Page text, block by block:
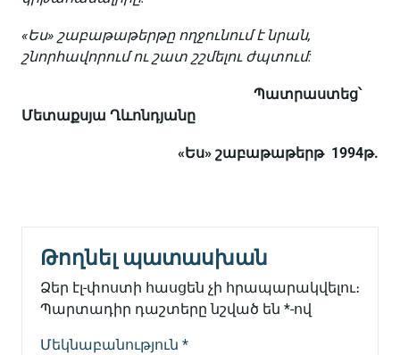
«Ես» շաբաթաթերթը ողջունում է նրան,
շնորհավորում ու շատ շշմելու ժպտում:
Պատրաստեց՝
Մետաքսյա Ղևոնդյանը
«Ես» շաբաթաթերթ 1994թ.
Թողնել պատասխան
Ձեր էլ-փոստի հասցեն չի հրապարակվելու։
Պարտադիր դաշտերը նշված են *-ով
Մեկնաբանություն *